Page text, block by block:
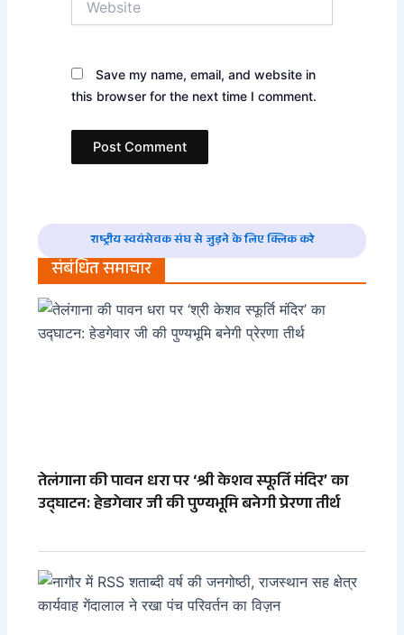
Save my name, email, and website in
this browser for the next time I comment.
राष्ट्रीय स्वयंसेवक संघ से जुड़ने के लिए क्लिक करे
संबंधित समाचार
तेलंगाना की पावन धरा पर ‘श्री केशव स्फूर्ति मंदिर’ का
उद्घाटन: हेडगेवार जी की पुण्यभूमि बनेगी प्रेरणा तीर्थ